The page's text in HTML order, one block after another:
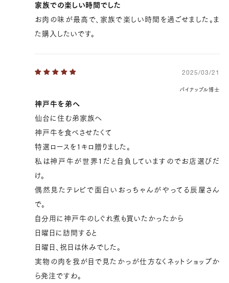
家族での楽しい時間でした
お肉の味が最高で、家族で楽しい時間を過ごせました。ま
た購入したいです。
2025/03/21
パイナップル博士
神戸牛を弟へ
仙台に住む弟家族へ
神戸牛を食べさせたくて
特選ロースを1キロ贈りました。
私は神戸牛が世界1だと自負していますのでお店選びだ
け。
偶然見たテレビで面白いおっちゃんがやってる辰屋さん
で。
自分用に神戸牛のしぐれ煮も買いたかったから
日曜日に訪問すると
日曜日、祝日は休みでした。
実物の肉を我が目で見たかっが仕方なくネットショップか
ら発注ですわ。